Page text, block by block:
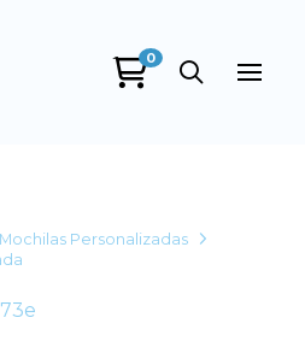
0
Mochilas Personalizadas